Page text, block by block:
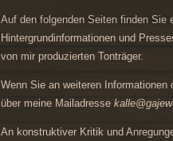
Auf den folgenden Seiten finden Sie
Hintergrundinformationen und
von mir produzierten Tonträger.
Wenn Sie an weiteren
über meine Mailadresse
An konstruktiver Kritik und